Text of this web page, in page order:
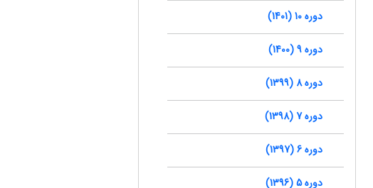
دوره 10 (1401)
دوره 9 (1400)
دوره 8 (1399)
دوره 7 (1398)
دوره 6 (1397)
دوره 5 (1396)